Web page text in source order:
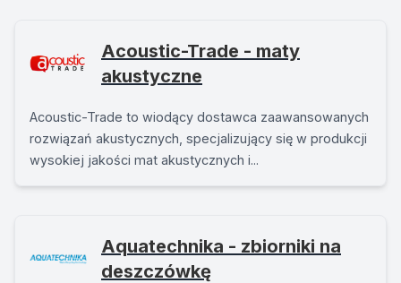
Acoustic-Trade - maty
akustyczne
Acoustic-Trade to wiodący dostawca zaawansowanych
rozwiązań akustycznych, specjalizujący się w produkcji
wysokiej jakości mat akustycznych i...
Aquatechnika - zbiorniki na
deszczówkę